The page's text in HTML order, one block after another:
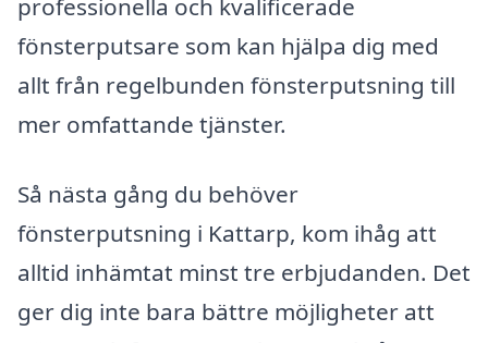
professionella och kvalificerade
fönsterputsare som kan hjälpa dig med
allt från regelbunden fönsterputsning till
mer omfattande tjänster.
Så nästa gång du behöver
fönsterputsning i Kattarp, kom ihåg att
alltid inhämtat minst tre erbjudanden. Det
ger dig inte bara bättre möjligheter att